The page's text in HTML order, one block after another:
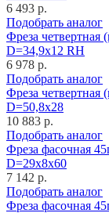
6 493 р.
Подобрать аналог
Фреза
D=34,9x12 RH
6 978 р.
Подобрать аналог
Фреза
D=50,8x28
10 883 р.
Подобрать аналог
Фреза фасочная
D=29x8x60
7 142 р.
Подобрать аналог
Фреза фасочная